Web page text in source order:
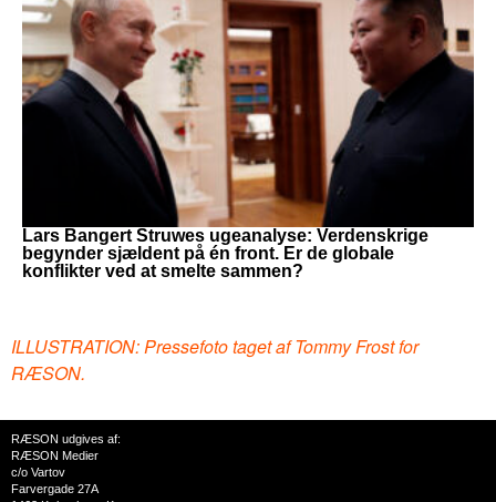
Lars Bangert Struwes ugeanalyse: Verdenskrige
begynder sjældent på én front. Er de globale
konflikter ved at smelte sammen?
ILLUSTRATION: Pressefoto taget af Tommy Frost for
RÆSON.
RÆSON udgives af:
RÆSON Medier
c/o Vartov
Farvergade 27A